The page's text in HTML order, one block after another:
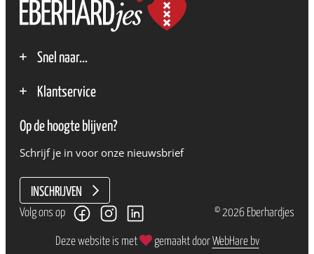
Snel naar...
Contact
Zakelijk
Klantservice
Klantenservice
Algemene voorwaarden
Op de hoogte blijven?
Schrijf je in voor onze nieuwsbrief
INSCHRIJVEN
Volg ons op © 2026 Eberhardjes
Deze website is met gemaakt doorWebHare bv